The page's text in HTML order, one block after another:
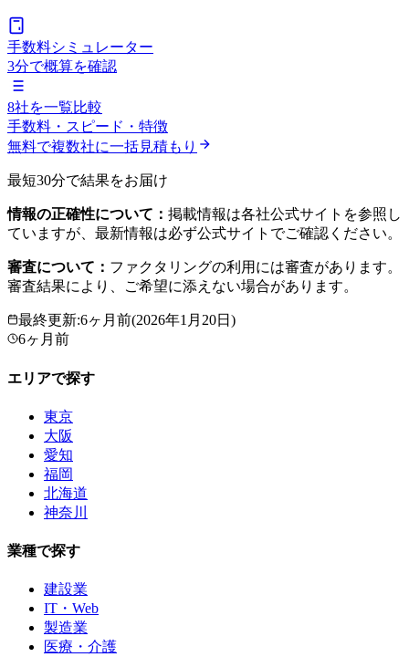
手数料シミュレーター
3分で概算を確認
8社を一覧比較
手数料・スピード・特徴
無料で複数社に一括見積もり
最短30分で結果をお届け
情報の正確性について： 掲載情報は各社公式サイトを参照し
ていますが、最新情報は必ず公式サイトでご確認ください。
審査について： ファクタリングの利用には審査があります。
審査結果により、ご希望に添えない場合があります。
最終更新:6ヶ月前(2026年1月20日 )
6ヶ月前
エリアで探す
東京
大阪
愛知
福岡
北海道
神奈川
業種で探す
建設業
IT・Web
製造業
医療・介護